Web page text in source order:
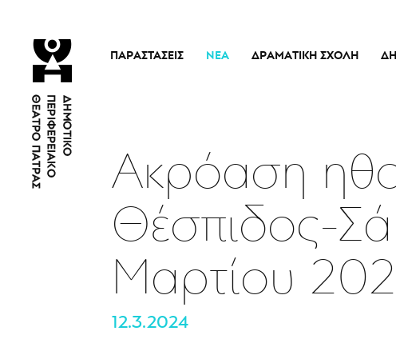
ΠΑΡΑΣΤΆΣΕΙΣ
Εισιτήρια
ΝΈΑ ΔΡΑΜΑΤΙΚΉ ΣΧΟΛΉ
Νέα
Ακρόαση
Θέσπιδος-
Μαρτίου
12.3.2024